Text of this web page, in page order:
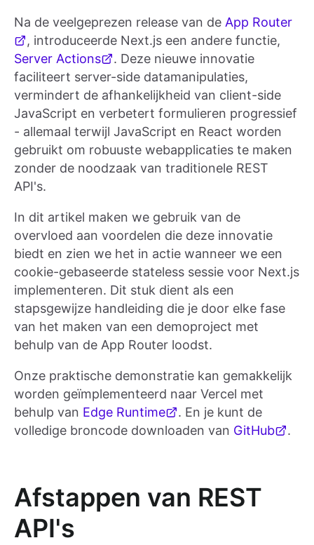
Na de veelgeprezen release van de App Router
, introduceerde Next.js een andere functie,
Server Actions
. Deze nieuwe innovatie
faciliteert server-side datamanipulaties,
vermindert de afhankelijkheid van client-side
JavaScript en verbetert formulieren progressief
- allemaal terwijl JavaScript en React worden
gebruikt om robuuste webapplicaties te maken
zonder de noodzaak van traditionele REST
API's.
In dit artikel maken we gebruik van de
overvloed aan voordelen die deze innovatie
biedt en zien we het in actie wanneer we een
cookie-gebaseerde stateless sessie voor Next.js
implementeren. Dit stuk dient als een
stapsgewijze handleiding die je door elke fase
van het maken van een demoproject met
behulp van de App Router loodst.
Onze praktische demonstratie kan gemakkelijk
worden geïmplementeerd naar Vercel met
behulp van Edge Runtime
. En je kunt de
volledige broncode downloaden van GitHub .
Afstappen van REST
API's